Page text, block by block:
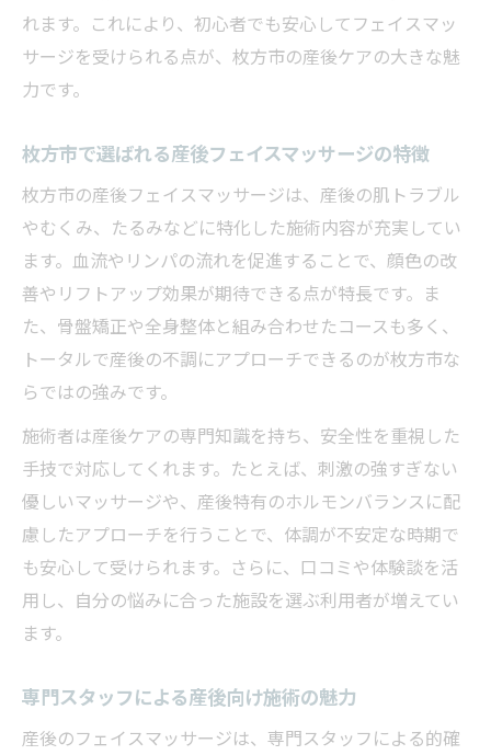
フェイスマッサージで実感する産後の変化
くずはエリアの整体で小顔効果を高めるコ
くずは整体で産後フェイスケアが注目され
産後ママ必見のフェイスケアテクニック紹
介
整骨院くずはで受けられる産後専門施術
快適な産後生活を支えるフェイスケアの工
夫
産後ケアのプロが教える美顔のポイント
産後の肌と心をリフレッシュできる新発想マッ
サージ
産後の心身を癒すリフレッシュマッサージ
は
美肌とリラクゼーションが両立する産後ケ
れます。これにより、初心者でも安心してフェイスマッ
サージを受けられる点が、枚方市の産後ケアの大きな魅
力です。
枚方市で選ばれる産後フェイスマッサージの特徴
枚方市の産後フェイスマッサージは、産後の肌トラブル
やむくみ、たるみなどに特化した施術内容が充実してい
ます。血流やリンパの流れを促進することで、顔色の改
善やリフトアップ効果が期待できる点が特長です。ま
た、骨盤矯正や全身整体と組み合わせたコースも多く、
トータルで産後の不調にアプローチできるのが枚方市な
らではの強みです。
施術者は産後ケアの専門知識を持ち、安全性を重視した
手技で対応してくれます。たとえば、刺激の強すぎない
優しいマッサージや、産後特有のホルモンバランスに配
慮したアプローチを行うことで、体調が不安定な時期で
も安心して受けられます。さらに、口コミや体験談を活
用し、自分の悩みに合った施設を選ぶ利用者が増えてい
ます。
専門スタッフによる産後向け施術の魅力
産後のフェイスマッサージは、専門スタッフによる的確